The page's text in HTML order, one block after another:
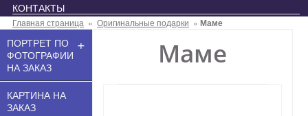
КОНТАКТЫ
Главная страница » Оригинальные подарки » Маме
+
ПОРТРЕТ ПО
ФОТОГРАФИИ
НА ЗАКАЗ
КАРТИНА НА
ЗАКАЗ
Маме